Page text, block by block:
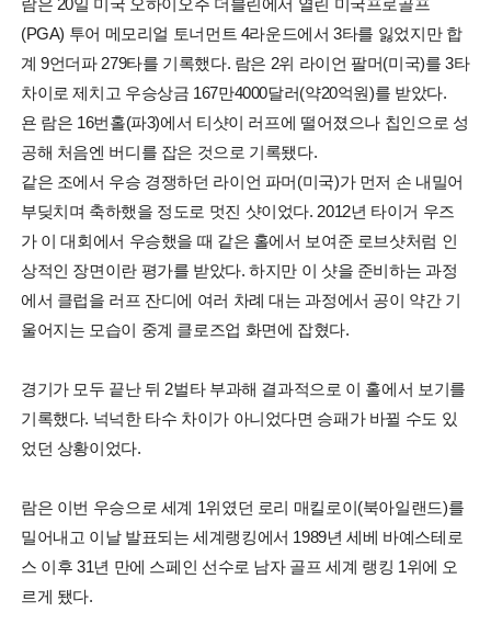
(PGA) 투어 메모리얼 토너먼트 4라운드에서 3타를 잃었지만 합
계 9언더파 279타를 기록했다. 람은 2위 라이언 팔머(미국)를 3타
차이로 제치고 우승상금 167만4000달러(약20억원)를 받았다.
욘 람은 16번홀(파3)에서 티샷이 러프에 떨어졌으나 칩인으로 성
공해 처음엔 버디를 잡은 것으로 기록됐다.
같은 조에서 우승 경쟁하던 라이언 파머(미국)가 먼저 손 내밀어
부딪치며 축하했을 정도로 멋진 샷이었다. 2012년 타이거 우즈
가 이 대회에서 우승했을 때 같은 홀에서 보여준 로브샷처럼 인
상적인 장면이란 평가를 받았다. 하지만 이 샷을 준비하는 과정
에서 클럽을 러프 잔디에 여러 차례 대는 과정에서 공이 약간 기
울어지는 모습이 중계 클로즈업 화면에 잡혔다.
경기가 모두 끝난 뒤 2벌타 부과해 결과적으로 이 홀에서 보기를
기록했다. 넉넉한 타수 차이가 아니었다면 승패가 바뀔 수도 있
었던 상황이었다.
람은 이번 우승으로 세계 1위였던 로리 매킬로이(북아일랜드)를
밀어내고 이날 발표되는 세계랭킹에서 1989년 세베 바예스테로
스 이후 31년 만에 스페인 선수로 남자 골프 세계 랭킹 1위에 오
르게 됐다.